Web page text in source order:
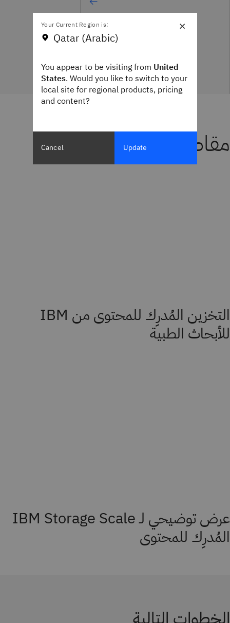
مقاطع فيديو
التخزين المُدرِك للمحتوى من IBM
للأبحاث الطبية
عرض توضيحي لـ IBM Storage Scale
المُدرِك للمحتوى
×
Your Current Region is:
Qatar (Arabic)
You appear to be visiting from United
States. Would you like to switch to your
local site for regional products, pricing
and content?
Cancel Update